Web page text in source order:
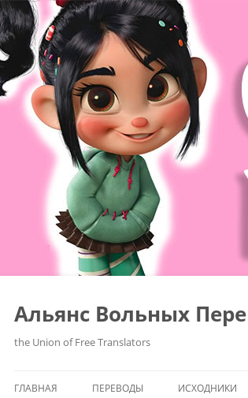
Альянс Вольных
the Union of Free Translators
ГЛАВНАЯ ПЕРЕВОДЫ ИСХОДНИКИ